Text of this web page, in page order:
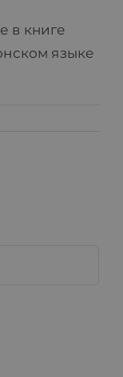
в книге
языке